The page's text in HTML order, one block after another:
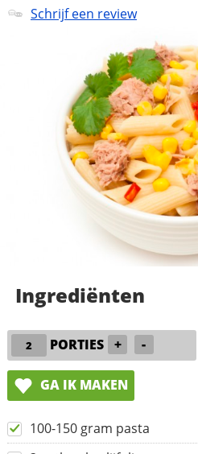
Schrijf een review
Ingrediënten
PORTIES + -
GA IK MAKEN
100-150 gram pasta